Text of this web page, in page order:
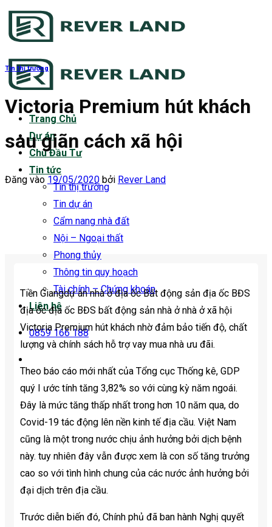
Bỏ
qua
dung
Trang Chủ
Dự án
Chủ Đầu Tư
Tin tức
Tin thị trường
Tin dự án
Cẩm nang nhà đất
Nội – Ngoại thất
Phong thủy
Thông tin quy hoạch
Tài chính – Chứng khoán
Liên hệ
0859 166 188
Tin thị trường
Victoria Premium hút khách
sau giãn cách xã hội
Đăng vào 19/05/2020 bởi Rever Land
Tiền Giangdự án nhà ở địa ốc Bất động sản địa ốc BĐS
địa ốc địa ốc BĐS bất động sản nhà ở nhà ở xã hội
Victoria Premium hút khách nhờ đảm bảo tiến độ, chất
lượng và chính sách hỗ trợ vay mua nhà ưu đãi.
Theo báo cáo mới nhất của Tổng cục Thống kê, GDP
quý I ước tính tăng 3,82% so với cùng kỳ năm ngoái.
Đây là mức tăng thấp nhất trong hơn 10 năm qua, do
Covid-19 tác động lên nền kinh tế địa cầu. Việt Nam
cũng là một trong nước chịu ảnh hưởng bởi dịch bệnh
này. tuy nhiên đây vẫn được xem là con số tăng trưởng
cao so với tình hình chung của các nước ảnh hưởng bởi
đại dịch trên địa cầu.
Trước diễn biến đó, Chính phủ đã ban hành Nghị quyết